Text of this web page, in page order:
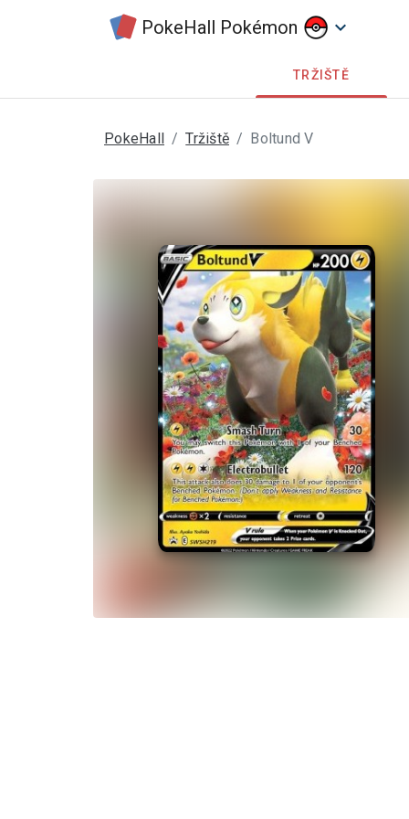
PokeHall Pokémon keyboard_arrow_down
TRŽIŠTĚ
PokeHall Tržiště Boltund V